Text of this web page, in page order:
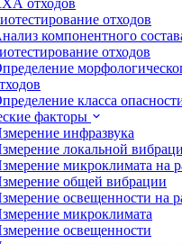
отходов
отходов
компонентного
отходов
класса
факторы
инфразвука
локальной
микроклимата на
общей вибрации
освещенности на
микроклимата
освещенности